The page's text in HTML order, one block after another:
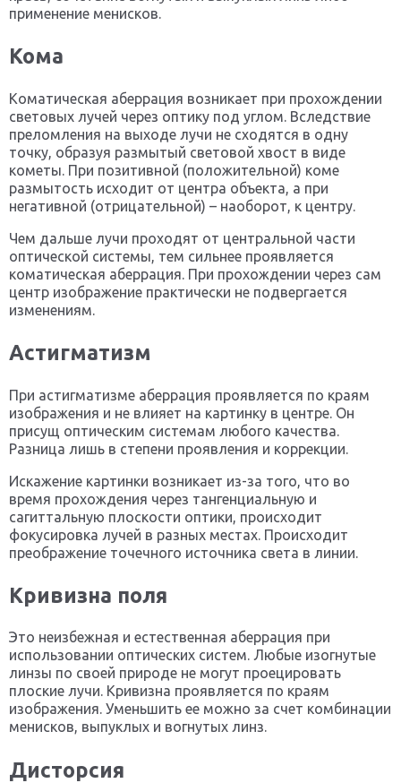
применение менисков.
Кома
Коматическая аберрация возникает при прохождении
световых лучей через оптику под углом. Вследствие
преломления на выходе лучи не сходятся в одну
точку, образуя размытый световой хвост в виде
кометы. При позитивной (положительной) коме
размытость исходит от центра объекта, а при
негативной (отрицательной) – наоборот, к центру.
Чем дальше лучи проходят от центральной части
оптической системы, тем сильнее проявляется
коматическая аберрация. При прохождении через сам
центр изображение практически не подвергается
изменениям.
Астигматизм
При астигматизме аберрация проявляется по краям
изображения и не влияет на картинку в центре. Он
присущ оптическим системам любого качества.
Разница лишь в степени проявления и коррекции.
Искажение картинки возникает из-за того, что во
время прохождения через тангенциальную и
сагиттальную плоскости оптики, происходит
фокусировка лучей в разных местах. Происходит
преображение точечного источника света в линии.
Кривизна поля
Это неизбежная и естественная аберрация при
использовании оптических систем. Любые изогнутые
линзы по своей природе не могут проецировать
плоские лучи. Кривизна проявляется по краям
изображения. Уменьшить ее можно за счет комбинации
менисков, выпуклых и вогнутых линз.
Дисторсия